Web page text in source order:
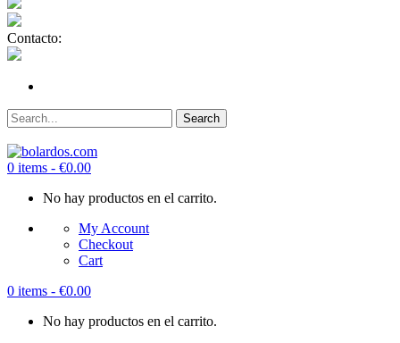
Contacto:
0 items - €0.00
No hay productos en el carrito.
My Account
Checkout
Cart
0 items - €0.00
No hay productos en el carrito.